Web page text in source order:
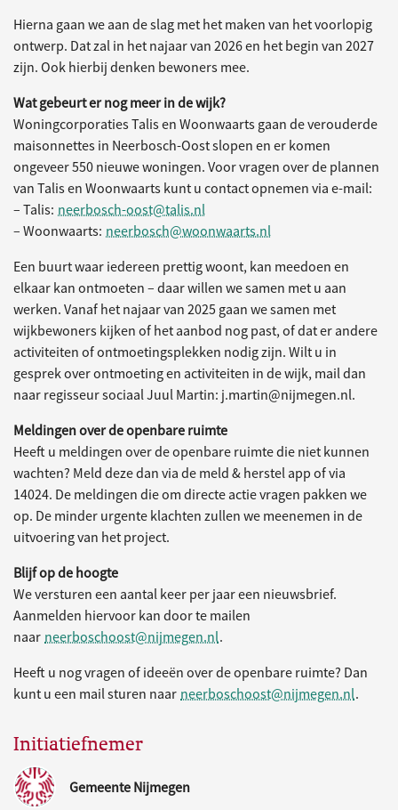
Hierna gaan we aan de slag met het maken van het voorlopig
ontwerp. Dat zal in het najaar van 2026 en het begin van 2027
zijn. Ook hierbij denken bewoners mee.
Wat gebeurt er nog meer in de wijk?
Woningcorporaties Talis en Woonwaarts gaan de verouderde
maisonnettes in Neerbosch-Oost slopen en er komen
ongeveer 550 nieuwe woningen. Voor vragen over de plannen
van Talis en Woonwaarts kunt u contact opnemen via e-mail:
– Talis: neerbosch-oost@talis.nl
– Woonwaarts: neerbosch@woonwaarts.nl
Een buurt waar iedereen prettig woont, kan meedoen en
elkaar kan ontmoeten – daar willen we samen met u aan
werken. Vanaf het najaar van 2025 gaan we samen met
wijkbewoners kijken of het aanbod nog past, of dat er andere
activiteiten of ontmoetingsplekken nodig zijn. Wilt u in
gesprek over ontmoeting en activiteiten in de wijk, mail dan
naar regisseur sociaal Juul Martin: j.martin@nijmegen.nl.
Meldingen over de openbare ruimte
Heeft u meldingen over de openbare ruimte die niet kunnen
wachten? Meld deze dan via de meld & herstel app of via
14024. De meldingen die om directe actie vragen pakken we
op. De minder urgente klachten zullen we meenemen in de
uitvoering van het project.
Blijf op de hoogte
We versturen een aantal keer per jaar een nieuwsbrief.
Aanmelden hiervoor kan door te mailen
naar neerboschoost@nijmegen.nl.
Heeft u nog vragen of ideeën over de openbare ruimte? Dan
kunt u een mail sturen naar neerboschoost@nijmegen.nl.
Initiatiefnemer
Gemeente Nijmegen